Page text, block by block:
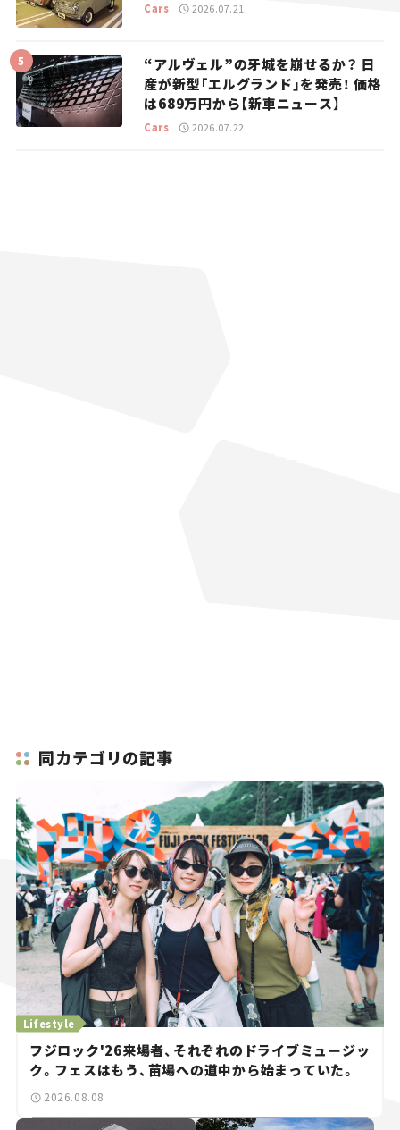
Cars 2026.07.21
“アルヴェル”の牙城を崩せるか？ 日
産が新型「エルグランド」を発売！ 価格
は689万円から【新車ニュース】
Cars 2026.07.22
同カテゴリの記事
フジロック'26来場者、それぞれのドライブミュージッ
ク。フェスはもう、苗場への道中から始まっていた。
Lifestyle
2026.08.08